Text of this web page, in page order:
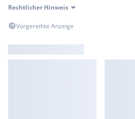
Rechtlicher Hinweis
Vorgereihte Anzeige